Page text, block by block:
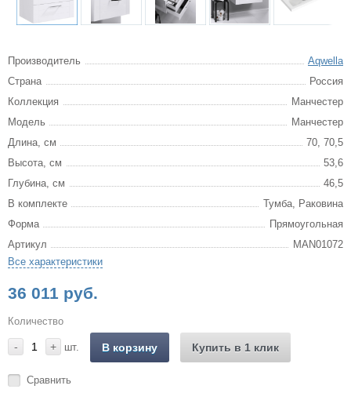
Производитель
Aqwella
Страна
Россия
Коллекция
Манчестер
Модель
Манчестер
Длина, см
70, 70,5
Высота, см
53,6
Глубина, см
46,5
В комплекте
Тумба, Раковина
Форма
Прямоугольная
Артикул
MAN01072
Все характеристики
36 011 руб.
Количество
- + шт. В корзину Купить в 1 клик
Сравнить